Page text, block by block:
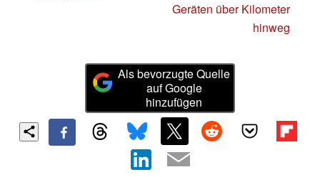
Geräten über Kilometer
hinweg
Als bevorzugte Quelle
auf Google
hinzufügen